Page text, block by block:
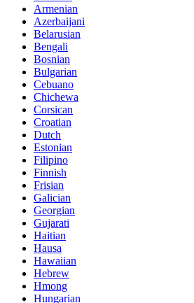
Armenian
Azerbaijani
Belarusian
Bengali
Bosnian
Bulgarian
Cebuano
Chichewa
Corsican
Croatian
Dutch
Estonian
Filipino
Finnish
Frisian
Galician
Georgian
Gujarati
Haitian
Hausa
Hawaiian
Hebrew
Hmong
Hungarian